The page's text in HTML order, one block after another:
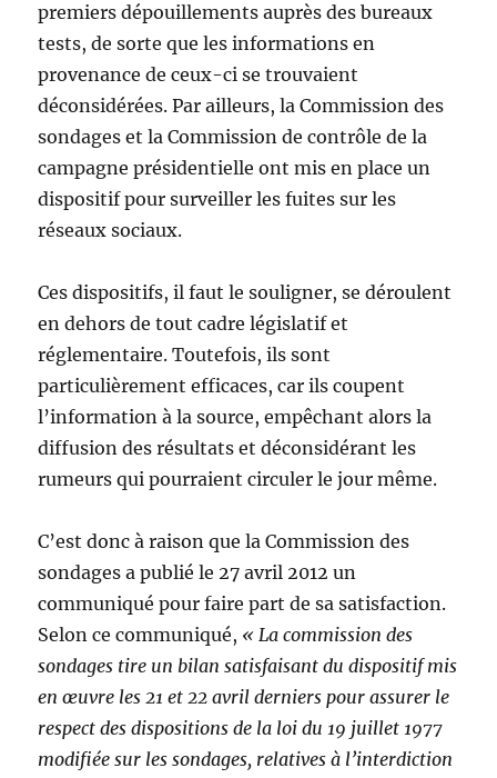
premiers dépouillements auprès des bureaux
tests, de sorte que les informations en
provenance de ceux-ci se trouvaient
déconsidérées. Par ailleurs, la Commission des
sondages et la Commission de contrôle de la
campagne présidentielle ont mis en place un
dispositif pour surveiller les fuites sur les
réseaux sociaux.
Ces dispositifs, il faut le souligner, se déroulent
en dehors de tout cadre législatif et
réglementaire. Toutefois, ils sont
particulièrement efficaces, car ils coupent
l’information à la source, empêchant alors la
diffusion des résultats et déconsidérant les
rumeurs qui pourraient circuler le jour même.
C’est donc à raison que la Commission des
sondages a publié le 27 avril 2012 un
communiqué pour faire part de sa satisfaction.
Selon ce communiqué, « La commission des
sondages tire un bilan satisfaisant du dispositif mis
en œuvre les 21 et 22 avril derniers pour assurer le
respect des dispositions de la loi du 19 juillet 1977
modifiée sur les sondages, relatives à l’interdiction